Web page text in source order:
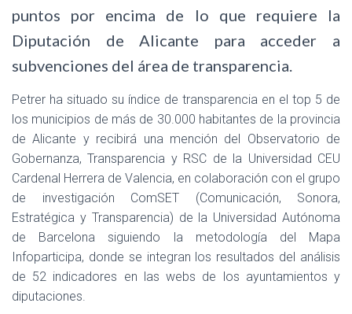
puntos por encima de lo que requiere la
Diputación de Alicante para acceder a
subvenciones del área de transparencia.
Petrer ha situado su índice de transparencia en el top 5 de
los municipios de más de 30.000 habitantes de la provincia
de Alicante y recibirá una mención del Observatorio de
Gobernanza, Transparencia y RSC de la Universidad CEU
Cardenal Herrera de Valencia, en colaboración con el grupo
de investigación ComSET (Comunicación, Sonora,
Estratégica y Transparencia) de la Universidad Autónoma
de Barcelona siguiendo la metodología del Mapa
Infoparticipa, donde se integran los resultados del análisis
de 52 indicadores en las webs de los ayuntamientos y
diputaciones.